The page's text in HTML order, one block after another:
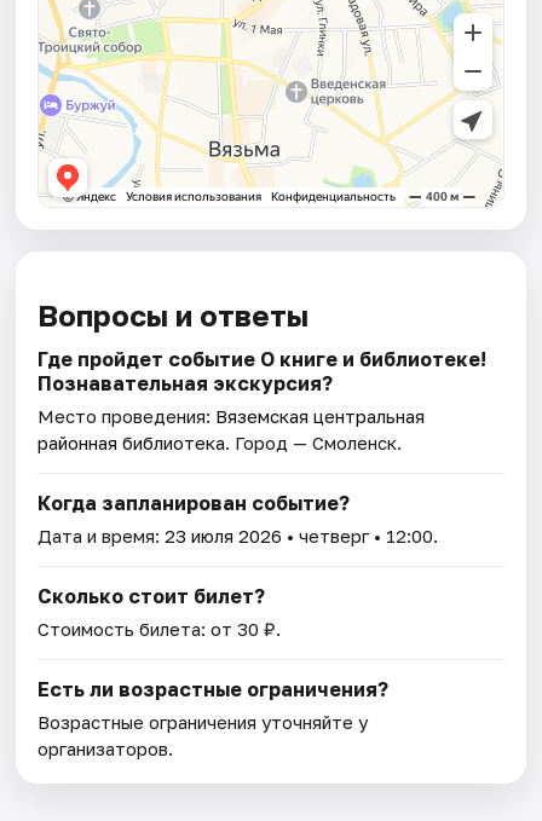
Вопросы и ответы
Где пройдет событие О книге и библиотеке!
Познавательная экскурсия?
Место проведения: Вяземская центральная
районная библиотека. Город — Смоленск.
Когда запланирован событие?
Дата и время:23 июля 2026 • четверг • 12:00.
Сколько стоит билет?
Стоимость билета: от 30 ₽.
Есть ли возрастные ограничения?
Возрастные ограничения уточняйте у
организаторов.